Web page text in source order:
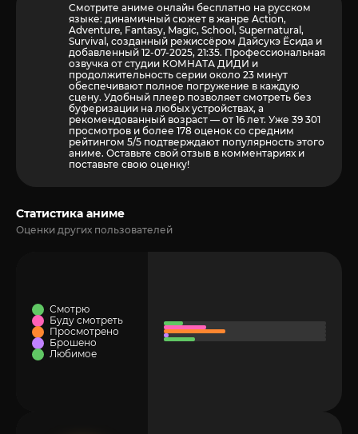
Смотрите аниме онлайн бесплатно на русском
языке: динамичный сюжет в жанре Action,
Adventure, Fantasy, Magic, School, Supernatural,
Survival, созданный режиссёром Дайсукэ Ёсида и
добавленный 12-07-2025, 21:35. Профессиональная
озвучка от студии КОМНАТА ДИДИ и
продолжительность серии около 23 минут
обеспечивают полное погружение в каждую
сцену. Удобный плеер позволяет смотреть без
буферизации на любых устройствах, а
рекомендованный возраст — от 16 лет. Уже 39 301
просмотров и более 178 оценок со средним
рейтингом 5/5 подтверждают популярность этого
аниме. Оставьте свой отзыв в комментариях и
поставьте свою оценку!
Статистика аниме
Оценки других пользователей
Смотрю
Буду смотреть
Просмотрено
Брошено
Любимое